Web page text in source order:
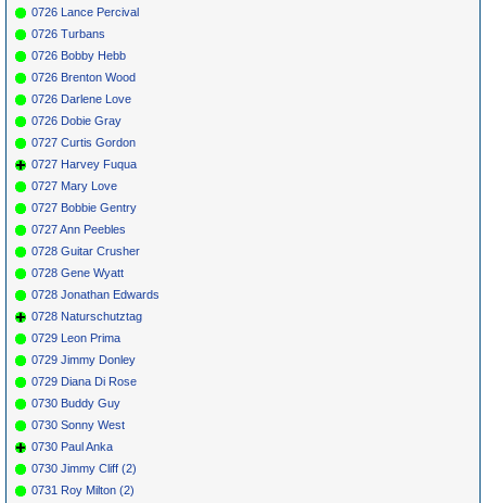
0726 Lance Percival
0726 Turbans
0726 Bobby Hebb
0726 Brenton Wood
0726 Darlene Love
0726 Dobie Gray
0727 Curtis Gordon
0727 Harvey Fuqua
0727 Mary Love
0727 Bobbie Gentry
0727 Ann Peebles
0728 Guitar Crusher
0728 Gene Wyatt
0728 Jonathan Edwards
0728 Naturschutztag
0729 Leon Prima
0729 Jimmy Donley
0729 Diana Di Rose
0730 Buddy Guy
0730 Sonny West
0730 Paul Anka
0730 Jimmy Cliff (2)
0731 Roy Milton (2)